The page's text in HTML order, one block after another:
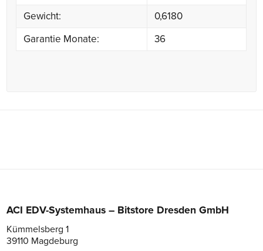
Gewicht:
0,6180
Garantie Monate:
36
ACI EDV-Systemhaus – Bitstore Dresden GmbH
Kümmelsberg 1
39110 Magdeburg